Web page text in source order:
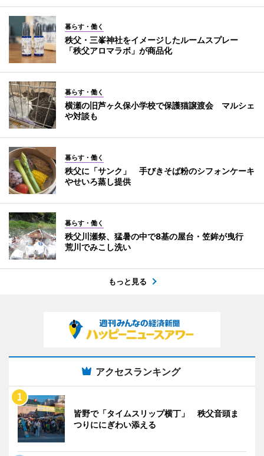
暮らす・働く
秩父・三峯神社をイメージしたルームスプレー
「秩父アロマラボ」が商品化
暮らす・働く
横瀬の旧芦ヶ久保小学校で保護猫譲渡会 マルシェ
や対談も
暮らす・働く
秩父に「サンク」 手びきそば粉のシフォンケーキ
やせいろ蒸し提供
暮らす・働く
秩父川瀬祭、猛暑の中で8基の屋台・笠鉾が曳行
荒川でみこし洗い
もっと見る
アクセスランキング
皆野で「タイムスリップ横丁」 秩父音頭ま
つりににぎわい添える